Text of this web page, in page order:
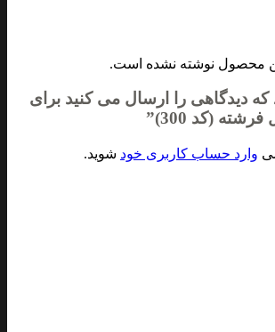
محصول نوشته نشده است.
که دیدگاهی را ارسال می کنید برای
(کد 300)”
وارد حساب کاربری خود شوید.